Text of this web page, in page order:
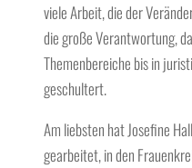
viele Arbeit, die der
die große Verantwortung,
Themenbereiche bis in
geschultert.
Am liebsten hat Josefine
gearbeitet, in den